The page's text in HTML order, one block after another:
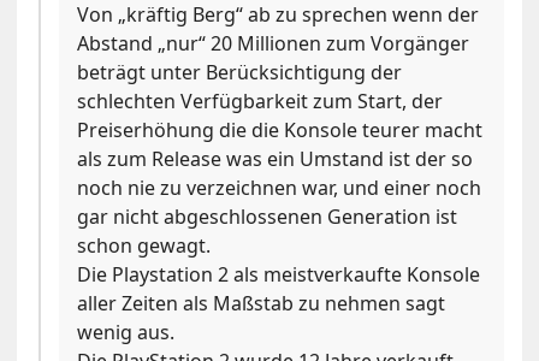
Von „kräftig Berg“ ab zu sprechen wenn der
Abstand „nur“ 20 Millionen zum Vorgänger
beträgt unter Berücksichtigung der
schlechten Verfügbarkeit zum Start, der
Preiserhöhung die die Konsole teurer macht
als zum Release was ein Umstand ist der so
noch nie zu verzeichnen war, und einer noch
gar nicht abgeschlossenen Generation ist
schon gewagt.
Die Playstation 2 als meistverkaufte Konsole
aller Zeiten als Maßstab zu nehmen sagt
wenig aus.